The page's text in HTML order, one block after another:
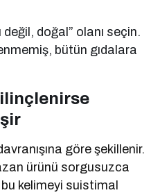
doğal” olanı seçin.
bütün gıdalara
göre şekillenir.
ürünü sorgusuzca
kelimeyi suistimal